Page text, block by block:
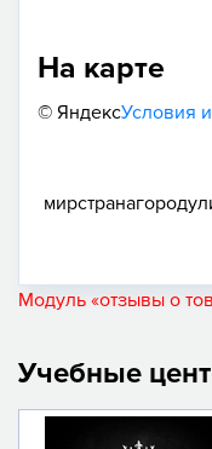
На карте
© ЯндексУсловия
мирстранагород
Модуль «отзывы о
Учебные